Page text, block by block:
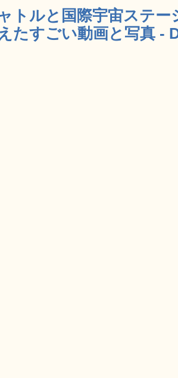
トルと国際宇宙ステ
たすごい動画と写真 -